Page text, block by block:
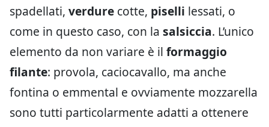
spadellati, verdure cotte, piselli lessati, o
come in questo caso, con la salsiccia. L’unico
elemento da non variare è il formaggio
filante: provola, caciocavallo, ma anche
fontina o emmental e ovviamente mozzarella
sono tutti particolarmente adatti a ottenere